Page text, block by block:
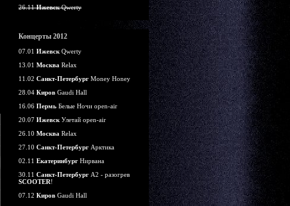
26.11ИжевскQwerty
Концерты 2012
07.01 Ижевск Qwerty
13.01 Москва Relax
11.02 Санкт-Петербург Money Honey
28.04 Киров Gaudi Hall
16.06 Пермь Белые Ночи open-air
20.07 Ижевск Улетай open-air
26.10 Москва Relax
27.10 Санкт-Петербург Арктика
02.11 Екатеринбург Нирвана
30.11 Санкт-Петербург А2 - разогрев
SCOOTER!
07.12 Киров Gaudi Hall